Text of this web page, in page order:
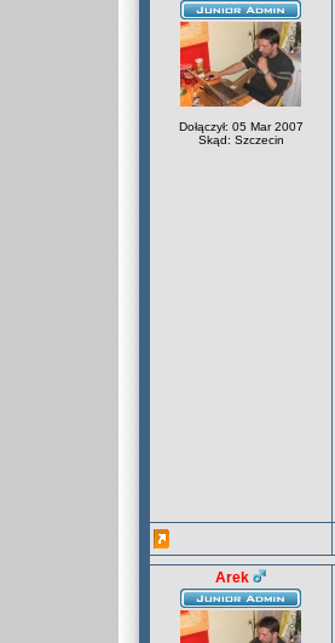
Dołączył: 05 Mar 2007
Skąd: Szczecin
Arek